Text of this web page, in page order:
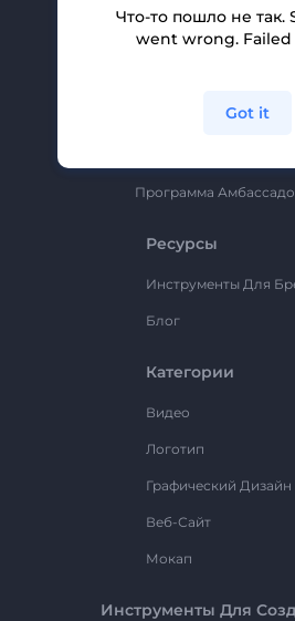
Партнерская
Политика
Программа
Ресурсы
Инструменты Для
Блог
Категории
Видео
Логотип
Графический Дизайн
Веб-Сайт
Мокап
Инструменты Для
Что-то пошло не так.
went wrong.
Got it